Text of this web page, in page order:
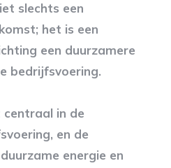
slechts een
het is een
een duurzamere
bedrijfsvoering.
in de
en de
energie en